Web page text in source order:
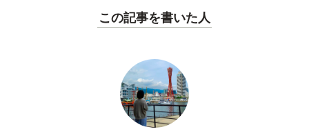
この記事を書いた人